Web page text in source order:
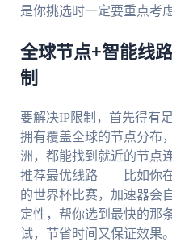
是你挑选时一定要重点考虑
全球节点+智能线
制
要解决IP限制，首先得有
拥有覆盖全球的节点分布
洲，都能找到就近的节点
推荐最优线路——比如你
的世界杯比赛，加速器会
定性，帮你选到最快的那
试，节省时间又保证效果。